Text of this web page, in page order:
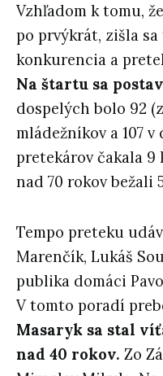
Vzhľadom k tomu,
po prvýkrát, zišla
konkurencia a
Na štartu sa
dospelých bolo 92
mládežníkov a 107
pretekárov čakala 9
nad 70 rokov bežali
Tempo preteku
Marenčík, Lukáš
publika domáci
V tomto poradí
Masaryk sa stal
nad 40 rokov. Zo